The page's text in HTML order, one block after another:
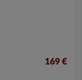
169 €